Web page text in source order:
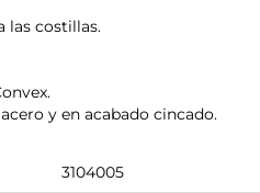
las costillas.
y en acabado cincado.
3104005